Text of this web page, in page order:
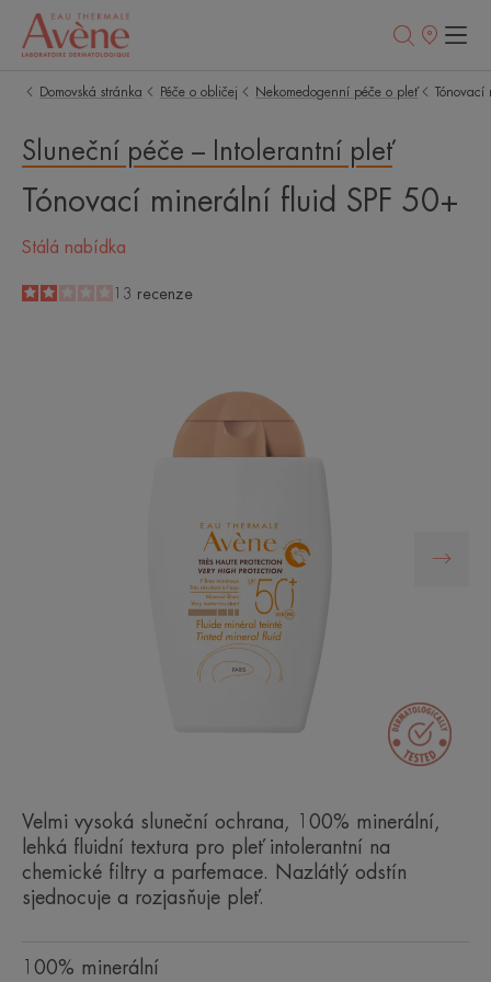
Prodejní
Domovská stránka Péče o obličej Nekomedogenní péče o pleť Tónovací
Sluneční péče – Intolerantní pleť
Tónovací minerální fluid SPF 50+
Stálá nabídka
2/513 recenze
Velmi vysoká sluneční ochrana, 100% minerální,
lehká fluidní textura pro pleť intolerantní na
chemické filtry a parfemace. Nazlátlý odstín
sjednocuje a rozjasňuje pleť.
100% minerální